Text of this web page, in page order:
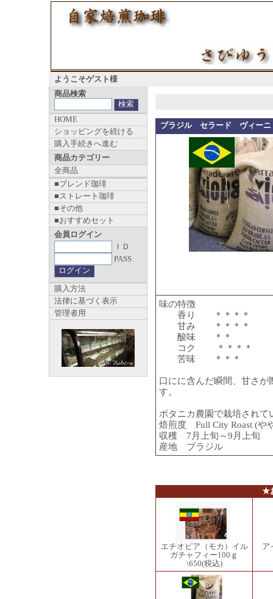
ようこそゲスト様
ブラジル セラード ヴィーニ
味の特徴
香り ＊＊＊＊
甘み ＊＊＊＊
酸味 ＊＊
コク ＊＊＊＊
苦味 ＊＊＊
口にに含んだ瞬間、甘さ
す。
ボタニカ農園で栽培されて
焙煎度 Full City Roast (や
収穫 7月上旬～9月上旬
産地 ブラジル
★
エチオピア（モカ）イル
ガチャフィー100ｇ
\650(税込)
ア
商品検索
HOME
ショッピングを続ける
購入手続きへ進む
商品カテゴリー
全商品
■ブレンド珈琲
■ストレート珈琲
■その他
■おすすめセット
会員ログイン
ＩＤ
PASS
購入方法
法律に基づく表示
管理者用